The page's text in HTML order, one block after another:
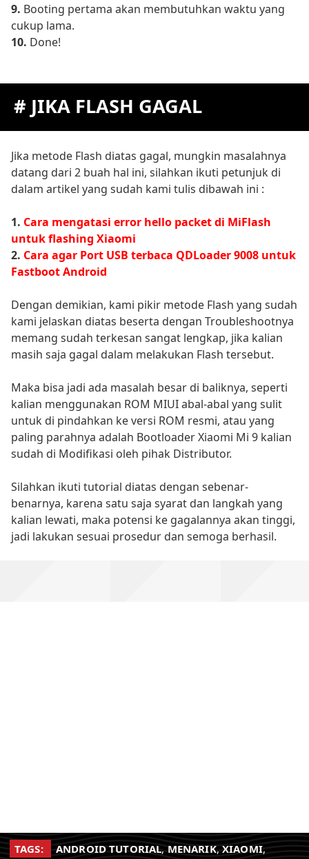
9. Booting pertama akan membutuhkan waktu yang
cukup lama.
10. Done!
# JIKA FLASH GAGAL
Jika metode Flash diatas gagal, mungkin masalahnya
datang dari 2 buah hal ini, silahkan ikuti petunjuk di
dalam artikel yang sudah kami tulis dibawah ini :
1. Cara mengatasi error hello packet di MiFlash
untuk flashing Xiaomi
2. Cara agar Port USB terbaca QDLoader 9008 untuk
Fastboot Android
Dengan demikian, kami pikir metode Flash yang sudah
kami jelaskan diatas beserta dengan Troubleshootnya
memang sudah terkesan sangat lengkap, jika kalian
masih saja gagal dalam melakukan Flash tersebut.
Maka bisa jadi ada masalah besar di baliknya, seperti
kalian menggunakan ROM MIUI abal-abal yang sulit
untuk di pindahkan ke versi ROM resmi, atau yang
paling parahnya adalah Bootloader Xiaomi Mi 9 kalian
sudah di Modifikasi oleh pihak Distributor.
Silahkan ikuti tutorial diatas dengan sebenar-
benarnya, karena satu saja syarat dan langkah yang
kalian lewati, maka potensi ke gagalannya akan tinggi,
jadi lakukan sesuai prosedur dan semoga berhasil.
TAGS: ANDROID TUTORIAL, MENARIK, XIAOMI,